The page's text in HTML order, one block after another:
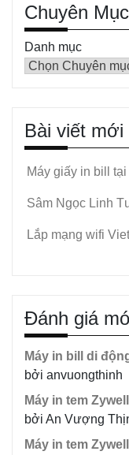
Chuyên Mục
Danh mục
Bài viết mới
Máy giấy in bill
Sâm Ngọc Linh
Lắp mạng wifi
Đánh giá
Máy in bill di
bởi anvuongthinh
Máy in tem
bởi An Vượng
Máy in tem